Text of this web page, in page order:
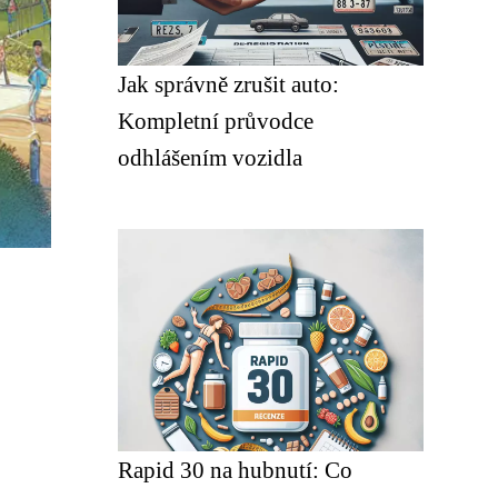
Jak správně zrušit auto:
Kompletní průvodce
odhlášením vozidla
Rapid 30 na hubnutí: Co